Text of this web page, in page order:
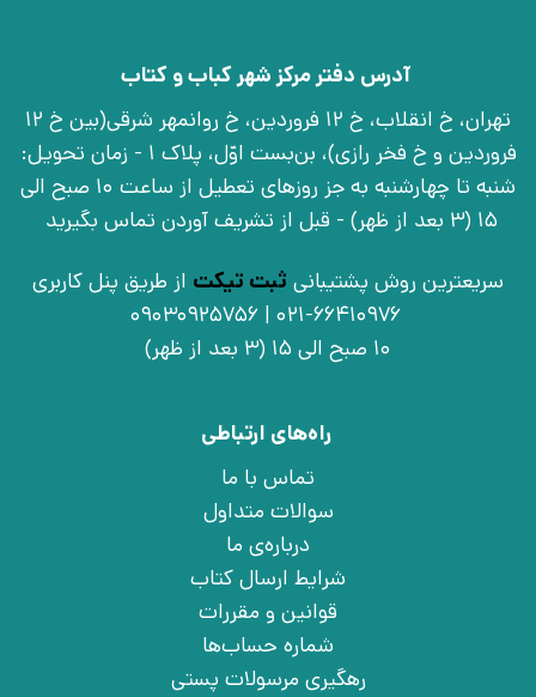
آدرس دفتر مرکز شهر کباب و کتاب
تهران، خ انقلاب، خ 12 فروردین، خ روانمهر شرقی(بین خ 12
فروردین و خ فخر رازی)، بن‌بست اوّل، پلاک 1 - زمان تحویل:
شنبه تا چهارشنبه به جز روزهای تعطیل از ساعت 10 صبح الی
15 (3 بعد از ظهر) - قبل از تشریف آوردن تماس بگیرید
سریعترین روش پشتیبانی ثبت تیکت از طریق پنل کاربری
021-66410976 | 09030925756
10 صبح الی 15 (3 بعد از ظهر)
راه‌های ارتباطی
تماس با ما
سوالات متداول
درباره‌ی ما
شرایط ارسال کتاب
قوانین و مقررات
شماره حساب‌ها
رهگیری مرسولات پستی